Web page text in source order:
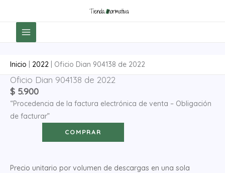
contenido
Inicio 2022 Oficio Dian 904138 de 2022
Oficio Dian 904138 de 2022
$ 5.900
“Procedencia de la factura electrónica de venta – Obligación
de facturar”
Oficio
Dian
904138
de
COMPRAR
Precio unitario por volumen de descargas en una sola